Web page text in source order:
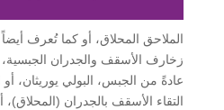
الملاحق المحلاق، أو كما تُعرف
زخارف الأسقف والجدران
عادةً من الجبس، البولي يوريثان،
التقاء الأسقف بالجدران